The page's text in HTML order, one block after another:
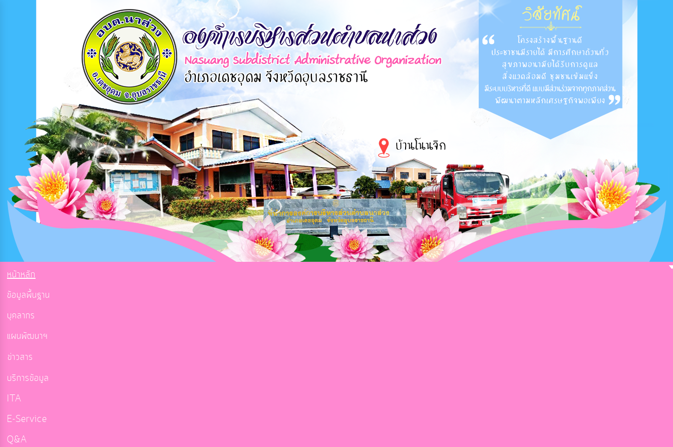
หน้าหลัก
ข้อมูลพื้นฐาน
บุคลากร
แผนพัฒนาฯ
ข่าวสาร
บริการข้อมูล
ITA
E-Service
Q&A